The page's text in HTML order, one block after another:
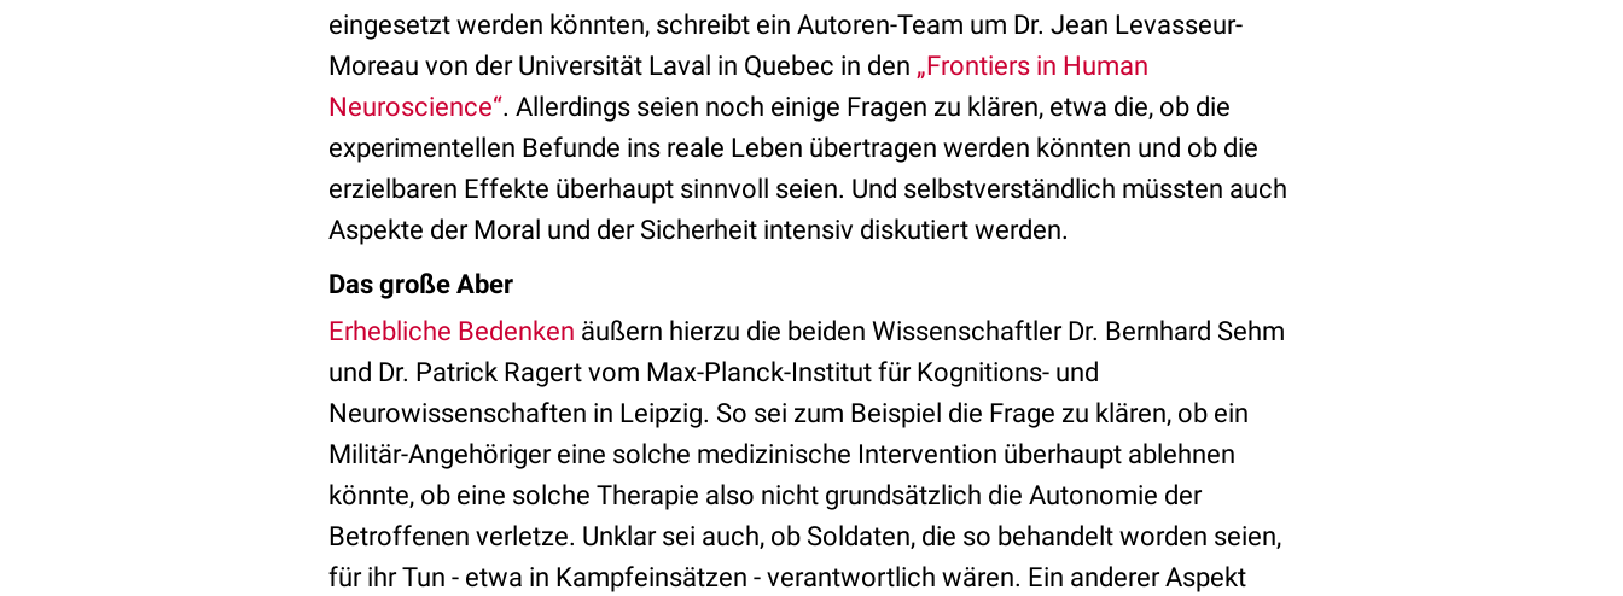
eingesetzt werden könnten, schreibt ein Autoren-Team um Dr. Jean Levasseur-
Moreau von der Universität Laval in Quebec in den „Frontiers in Human
Neuroscience“. Allerdings seien noch einige Fragen zu klären, etwa die, ob die
experimentellen Befunde ins reale Leben übertragen werden könnten und ob die
erzielbaren Effekte überhaupt sinnvoll seien. Und selbstverständlich müssten auch
Aspekte der Moral und der Sicherheit intensiv diskutiert werden.
Das große Aber
Erhebliche Bedenken äußern hierzu die beiden Wissenschaftler Dr. Bernhard Sehm
und Dr. Patrick Ragert vom Max-Planck-Institut für Kognitions- und
Neurowissenschaften in Leipzig. So sei zum Beispiel die Frage zu klären, ob ein
Militär-Angehöriger eine solche medizinische Intervention überhaupt ablehnen
könnte, ob eine solche Therapie also nicht grundsätzlich die Autonomie der
Betroffenen verletze. Unklar sei auch, ob Soldaten, die so behandelt worden seien,
für ihr Tun - etwa in Kampfeinsätzen - verantwortlich wären. Ein anderer Aspekt